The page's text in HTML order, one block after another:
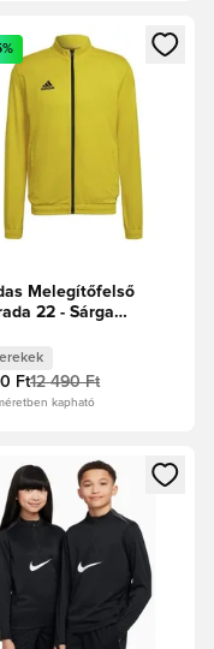
vagy a tagként
egy modált a
Melegítőfelső
22 - Sárga
Ft12 490 Ft
kapható
vagy a tagként
egy modált a